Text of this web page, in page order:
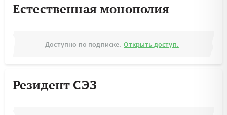
Естественная монополия
Доступно по подписке. Открыть доступ.
Резидент СЭЗ